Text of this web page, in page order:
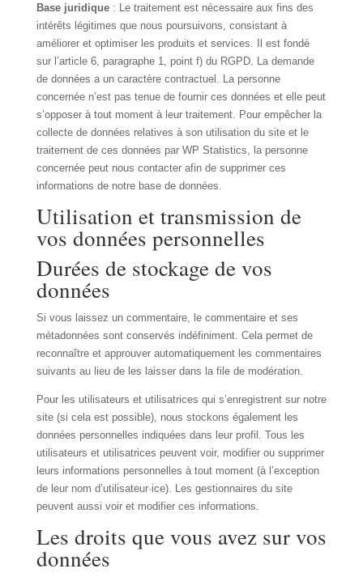
Base juridique: Le traitement est nécessaire aux fins des
intérêts légitimes que nous poursuivons, consistant à
améliorer et optimiser les produits et services. Il est fondé
sur l’article 6, paragraphe 1, point f) du RGPD. La demande
de données a un caractère contractuel. La personne
concernée n’est pas tenue de fournir ces données et elle peut
s’opposer à tout moment à leur traitement. Pour empêcher la
collecte de données relatives à son utilisation du site et le
traitement de ces données par WP Statistics, la personne
concernée peut nous contacter afin de supprimer ces
informations de notre base de données.
Utilisation et transmission de
vos données personnelles
Durées de stockage de vos
données
Si vous laissez un commentaire, le commentaire et ses
métadonnées sont conservés indéfiniment. Cela permet de
reconnaître et approuver automatiquement les commentaires
suivants au lieu de les laisser dans la file de modération.
Pour les utilisateurs et utilisatrices qui s’enregistrent sur notre
site (si cela est possible), nous stockons également les
données personnelles indiquées dans leur profil. Tous les
utilisateurs et utilisatrices peuvent voir, modifier ou supprimer
leurs informations personnelles à tout moment (à l’exception
de leur nom d’utilisateur·ice). Les gestionnaires du site
peuvent aussi voir et modifier ces informations.
Les droits que vous avez sur vos
données